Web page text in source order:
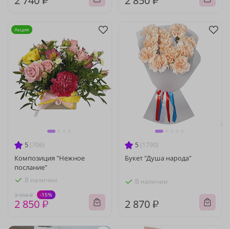
5 (706)
Композиция "Нежное
послание"
В наличии
3 350 ₽ -15%
2 850 ₽
Акция
5 (1790)
Букет "Душа народа"
В наличии
2 870 ₽